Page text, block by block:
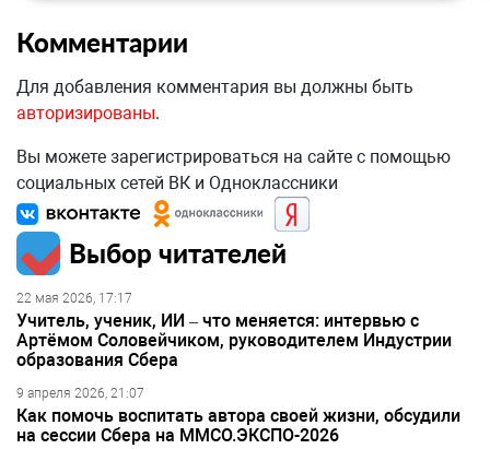
Комментарии
Для добавления комментария вы должны быть
авторизированы.
Вы можете зарегистрироваться на сайте с помощью
социальных сетей ВК и Одноклассники
Выбор читателей
22 мая 2026, 17:17
Учитель, ученик, ИИ – что меняется: интервью с
Артёмом Соловейчиком, руководителем Индустрии
образования Сбера
9 апреля 2026, 21:07
Как помочь воспитать автора своей жизни, обсудили
на сессии Сбера на ММСО.ЭКСПО-2026